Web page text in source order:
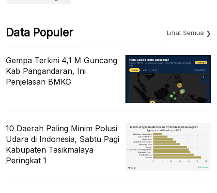
Data Populer Lihat Semua
Gempa Terkini 4,1 M Guncang
Kab Pangandaran, Ini
Penjelasan BMKG
10 Daerah Paling Minim Polusi
Udara di Indonesia, Sabtu Pagi
Kabupaten Tasikmalaya
Peringkat 1